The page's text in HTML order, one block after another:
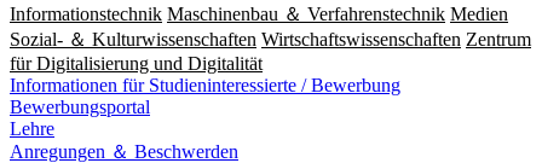
Informationstechnik Maschinenbau ＆ Verfahrenstechnik Medien
Sozial- ＆ Kulturwissenschaften Wirtschaftswissenschaften Zentrum
für Digitalisierung und Digitalität
Informationen für Studieninteressierte / Bewerbung
Bewerbungsportal
Lehre
Anregungen ＆ Beschwerden